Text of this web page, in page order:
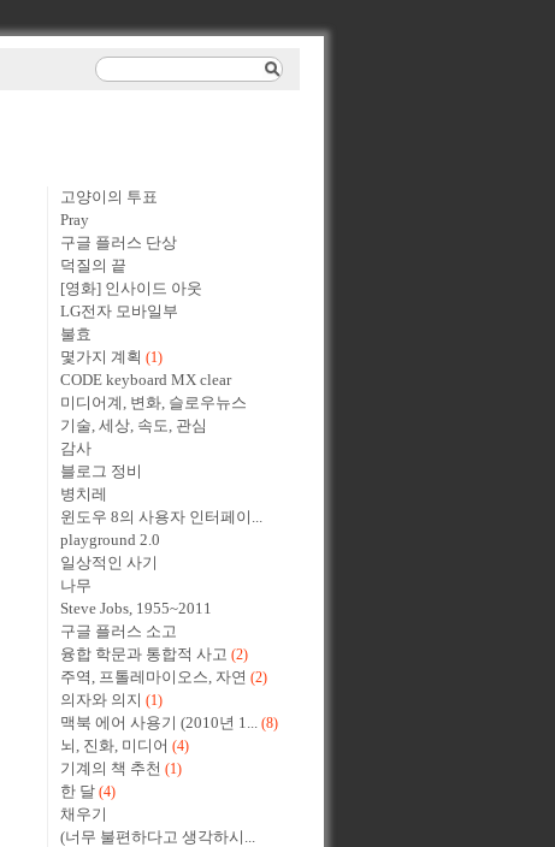
고양이의 투표
Pray
구글 플러스 단상
덕질의 끝
[영화] 인사이드 아웃
LG전자 모바일부
불효
몇가지 계획 (1)
CODE keyboard MX clear
미디어계, 변화, 슬로우뉴스
기술, 세상, 속도, 관심
감사
블로그 정비
병치레
윈도우 8의 사용자 인터페이...
playground 2.0
일상적인 사기
나무
Steve Jobs, 1955~2011
구글 플러스 소고
융합 학문과 통합적 사고 (2)
주역, 프톨레마이오스, 자연 (2)
의자와 의지 (1)
맥북 에어 사용기 (2010년 1... (8)
뇌, 진화, 미디어 (4)
기계의 책 추천 (1)
한 달 (4)
채우기
(너무 불편하다고 생각하시...